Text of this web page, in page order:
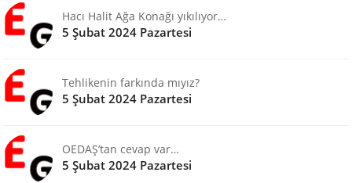
Hacı Halit Ağa Konağı yıkılıyor…
5 Şubat 2024 Pazartesi
Tehlikenin farkında mıyız?
5 Şubat 2024 Pazartesi
OEDAŞ’tan cevap var…
5 Şubat 2024 Pazartesi